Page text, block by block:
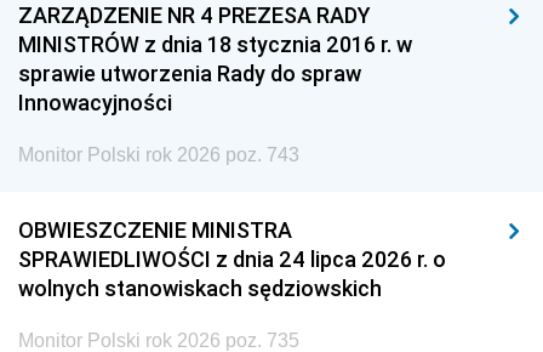
ZARZĄDZENIE NR 4 PREZESA RADY
MINISTRÓW z dnia 18 stycznia 2016 r. w
sprawie utworzenia Rady do spraw
Innowacyjności
Monitor Polski rok 2026 poz. 743
OBWIESZCZENIE MINISTRA
SPRAWIEDLIWOŚCI z dnia 24 lipca 2026 r. o
wolnych stanowiskach sędziowskich
Monitor Polski rok 2026 poz. 735